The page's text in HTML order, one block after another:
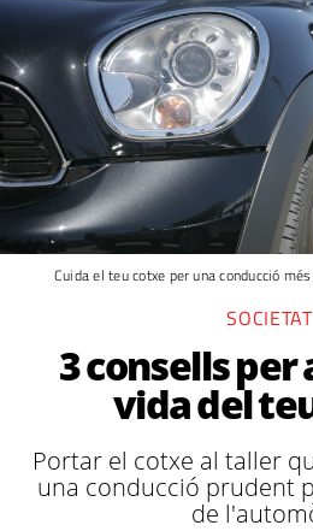
Cuida el teu cotxe per una conducció
SOCIETAT
3 consells
vida del
Portar el cotxe al taller
una conducció prudent
de